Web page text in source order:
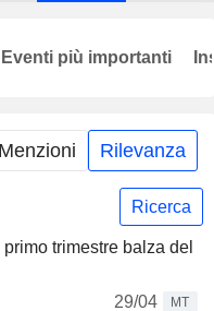
Menzioni Rilevanza
Ricerca
trimestre balza del
29/04
MT
Eventi più importanti